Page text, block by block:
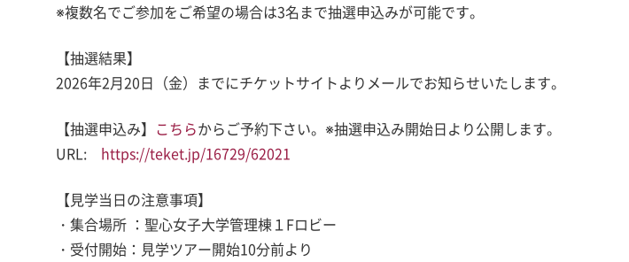
※複数名でご参加をご希望の場合は3名まで抽選申込みが可能です。
【抽選結果】
2026年2月20日（金）までにチケットサイトよりメールでお知らせいたします。
【抽選申込み】 こちらからご予約下さい。※抽選申込み開始日より公開します。
URL: https://teket.jp/16729/62021
【見学当日の注意事項】
・集合場所 ：聖心女子大学管理棟１Fロビー
・受付開始：見学ツアー開始10分前より